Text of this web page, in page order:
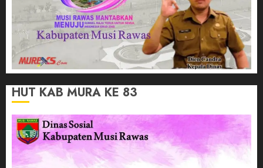
HUT KAB MURA KE 83